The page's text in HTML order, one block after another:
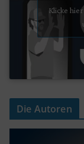
Klicke
Die Autoren